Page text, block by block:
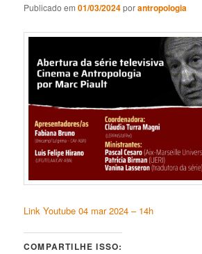
Publicado em01/03/2024porantropologia
Link Youtube 04 mar 2024 – 14h
COMPARTILHE ISSO: